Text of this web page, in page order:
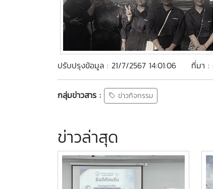
ปรับปรุงข้อมูล : 21/7/2567 14:01:06 ที่มา :
กลุ่มข่าวสาร : ข่าวกิจกรรม
ข่าวล่าสุด